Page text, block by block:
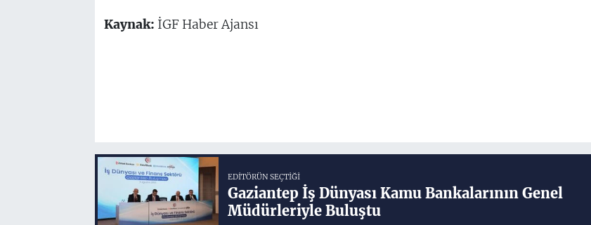
Kaynak: İGF Haber Ajansı
EDITÖRÜN SEÇTIĞI
Gaziantep İş Dünyası Kamu Bankalarının Genel
Müdürleriyle Buluştu